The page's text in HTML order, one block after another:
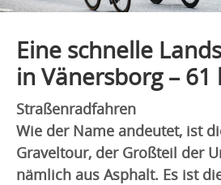
Eine schnelle
in Vänersborg – 61
Straßenradfahren
Wie der Name andeutet, ist
Graveltour, der Großteil der
nämlich aus Asphalt. Es ist